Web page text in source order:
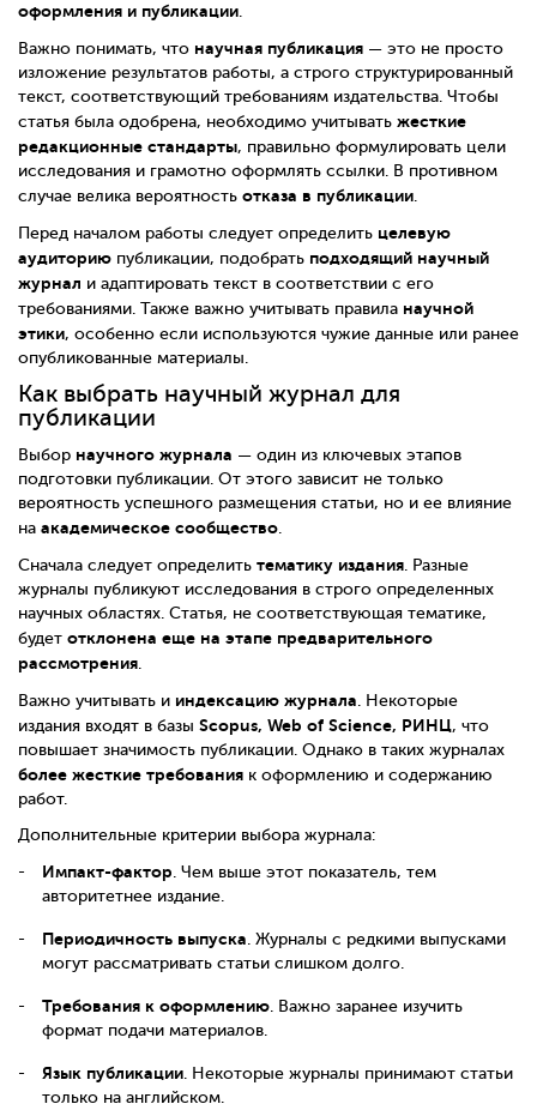
оформления и публикации.
Важно понимать, что научная публикация — это не просто
изложение результатов работы, а строго структурированный
текст, соответствующий требованиям издательства. Чтобы
статья была одобрена, необходимо учитывать жесткие
редакционные стандарты, правильно формулировать цели
исследования и грамотно оформлять ссылки. В противном
случае велика вероятность отказа в публикации.
Перед началом работы следует определить целевую
аудиторию публикации, подобрать подходящий научный
журнал и адаптировать текст в соответствии с его
требованиями. Также важно учитывать правила научной
этики, особенно если используются чужие данные или ранее
опубликованные материалы.
Как выбрать научный журнал для
публикации
Выбор научного журнала — один из ключевых этапов
подготовки публикации. От этого зависит не только
вероятность успешного размещения статьи, но и ее влияние
на академическое сообщество
Сначала следует определить тематику издания . Разные
журналы публикуют исследования в строго определенных
научных областях. Статья, не соответствующая тематике,
будет отклонена еще на этапе предварительного
рассмотрения
Важно учитывать и индексацию журнала . Некоторые
издания входят в базы Scopus, Web of Science, РИНЦ, что
повышает значимость публикации. Однако в таких журналах
более жесткие требования к оформлению и содержанию
работ.
Дополнительные критерии выбора журнала:
Импакт-фактор . Чем выше этот показатель, тем
авторитетнее издание.
Периодичность выпуска . Журналы с редкими выпусками
могут рассматривать статьи слишком долго.
Требования к оформлению . Важно заранее изучить
формат подачи материалов.
Язык публикации . Некоторые журналы принимают статьи
только на английском.